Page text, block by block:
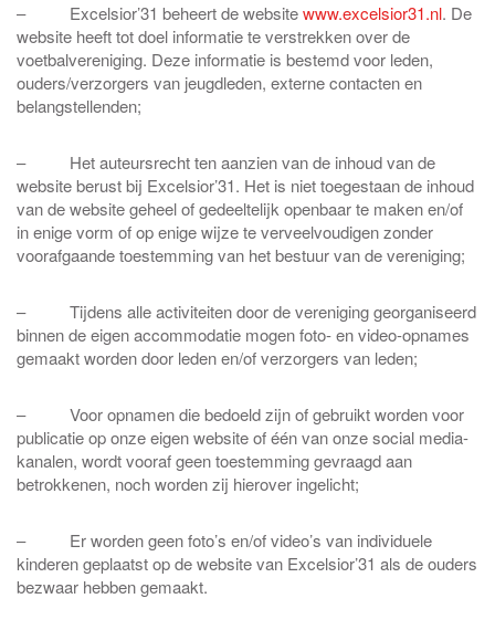
– Excelsior’31 beheert de websitewww.excelsior31.nl. De
website heeft tot doel informatie te verstrekken over de
voetbalvereniging. Deze informatie is bestemd voor leden,
ouders/verzorgers van jeugdleden, externe contacten en
belangstellenden;
– Het auteursrecht ten aanzien van de inhoud van de
website berust bij Excelsior’31. Het is niet toegestaan de inhoud
van de website geheel of gedeeltelijk openbaar te maken en/of
in enige vorm of op enige wijze te verveelvoudigen zonder
voorafgaande toestemming van het bestuur van de vereniging;
– Tijdens alle activiteiten door de vereniging georganiseerd
binnen de eigen accommodatie mogen foto- en video-opnames
gemaakt worden door leden en/of verzorgers van leden;
– Voor opnamen die bedoeld zijn of gebruikt worden voor
publicatie op onze eigen website of één van onze social media-
kanalen, wordt vooraf geen toestemming gevraagd aan
betrokkenen, noch worden zij hierover ingelicht;
– Er worden geen foto’s en/of video’s van individuele
kinderen geplaatst op de website van Excelsior’31 als de ouders
bezwaar hebben gemaakt.